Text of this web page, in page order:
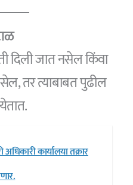
दिली जात नसेल किंवा
तर त्याबाबत पुढील
अधिकारी कार्यालया तक्रार